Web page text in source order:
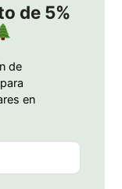
de 5%
de
en